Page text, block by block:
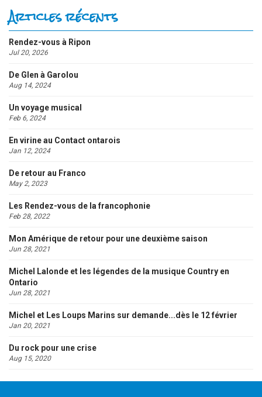
Articles récents
Rendez-vous à Ripon
Jul 20, 2026
De Glen à Garolou
Aug 14, 2024
Un voyage musical
Feb 6, 2024
En virine au Contact ontarois
Jan 12, 2024
De retour au Franco
May 2, 2023
Les Rendez-vous de la francophonie
Feb 28, 2022
Mon Amérique de retour pour une deuxième saison
Jun 28, 2021
Michel Lalonde et les légendes de la musique Country en
Ontario
Jun 28, 2021
Michel et Les Loups Marins sur demande...dès le 12 février
Jan 20, 2021
Du rock pour une crise
Aug 15, 2020